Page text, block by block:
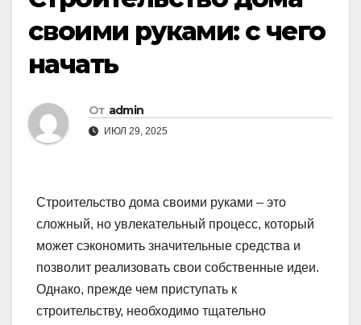
своими руками: с чего
начать
От admin
ИЮЛ 29, 2025
Строительство дома своими руками – это
сложный, но увлекательный процесс, который
может сэкономить значительные средства и
позволит реализовать свои собственные идеи.
Однако, прежде чем приступать к
строительству, необходимо тщательно